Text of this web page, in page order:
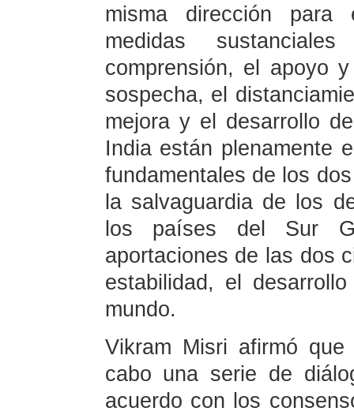
misma dirección
medidas
comprensión, el apoyo
sospecha, el
mejora y el desarrollo
India están plenamente
fundamentales de los
la salvaguardia de los
los países del Sur
aportaciones de las dos
estabilidad, el
mundo.
Vikram Misri afirmó
cabo una serie de
acuerdo con los